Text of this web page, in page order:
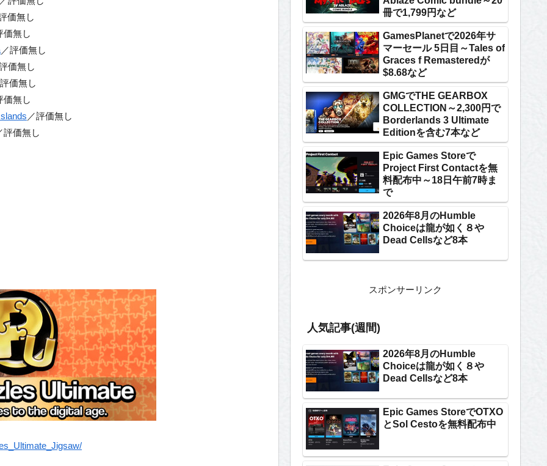
価無し
価無し
／評価無し
価無し
価無し
価無し
／評価無し
評価無し
冊で1,799円など
GamesPlanetで2026年サ
マーセール 5日目～Tales of
Graces f Remasteredが
$8.68など
GMGでTHE GEARBOX
COLLECTION～2,300円で
Borderlands 3 Ultimate
Editionを含む7本など
Epic Games Storeで
Project First Contactを無
料配布中～18日午前7時ま
で
2026年8月のHumble
Choiceは龍が如く８や
Dead Cellsなど8本
スポンサーリンク
人気記事(週間)
2026年8月のHumble
Choiceは龍が如く８や
Dead Cellsなど8本
Epic Games StoreでOTXO
とSol Cestoを無料配布中